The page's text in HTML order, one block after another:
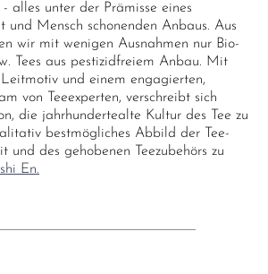
alles unter der Prämisse eines
und Mensch schonenden Anbaus. Aus
wir mit wenigen Ausnahmen nur Bio-
Tees aus pestizidfreiem Anbau. Mit
und einem engagierten,
von Teeexperten, verschreibt sich
die jahrhundertealte Kultur des Tee zu
bestmögliches Abbild der Tee-
und des gehobenen Teezubehörs zu
En.